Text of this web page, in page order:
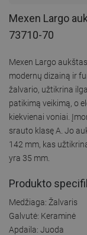
Mexen Largo
73710-70
Mexen Largo
modernų dizainą ir
žalvario, užtikrina
patikimą veikimą, o
kiekvienai voniai.
srauto klasę A. Jo
142 mm, kas
yra 35 mm.
Produkto
Medžiaga: Žalvaris
Galvutė: Keraminė
Apdaila: Juoda